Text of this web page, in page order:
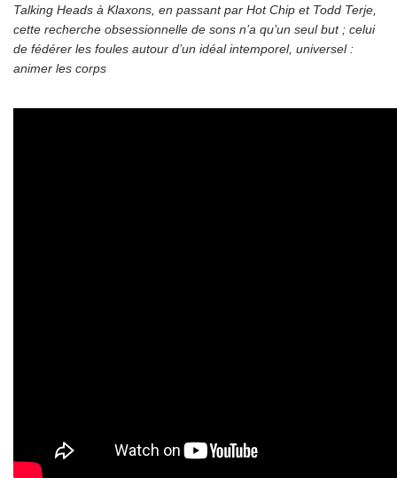
Talking Heads à Klaxons, en passant par Hot Chip et Todd Terje,
cette recherche obsessionnelle de sons n’a qu’un seul but ; celui
de fédérer les foules autour d’un idéal intemporel, universel :
animer les corps